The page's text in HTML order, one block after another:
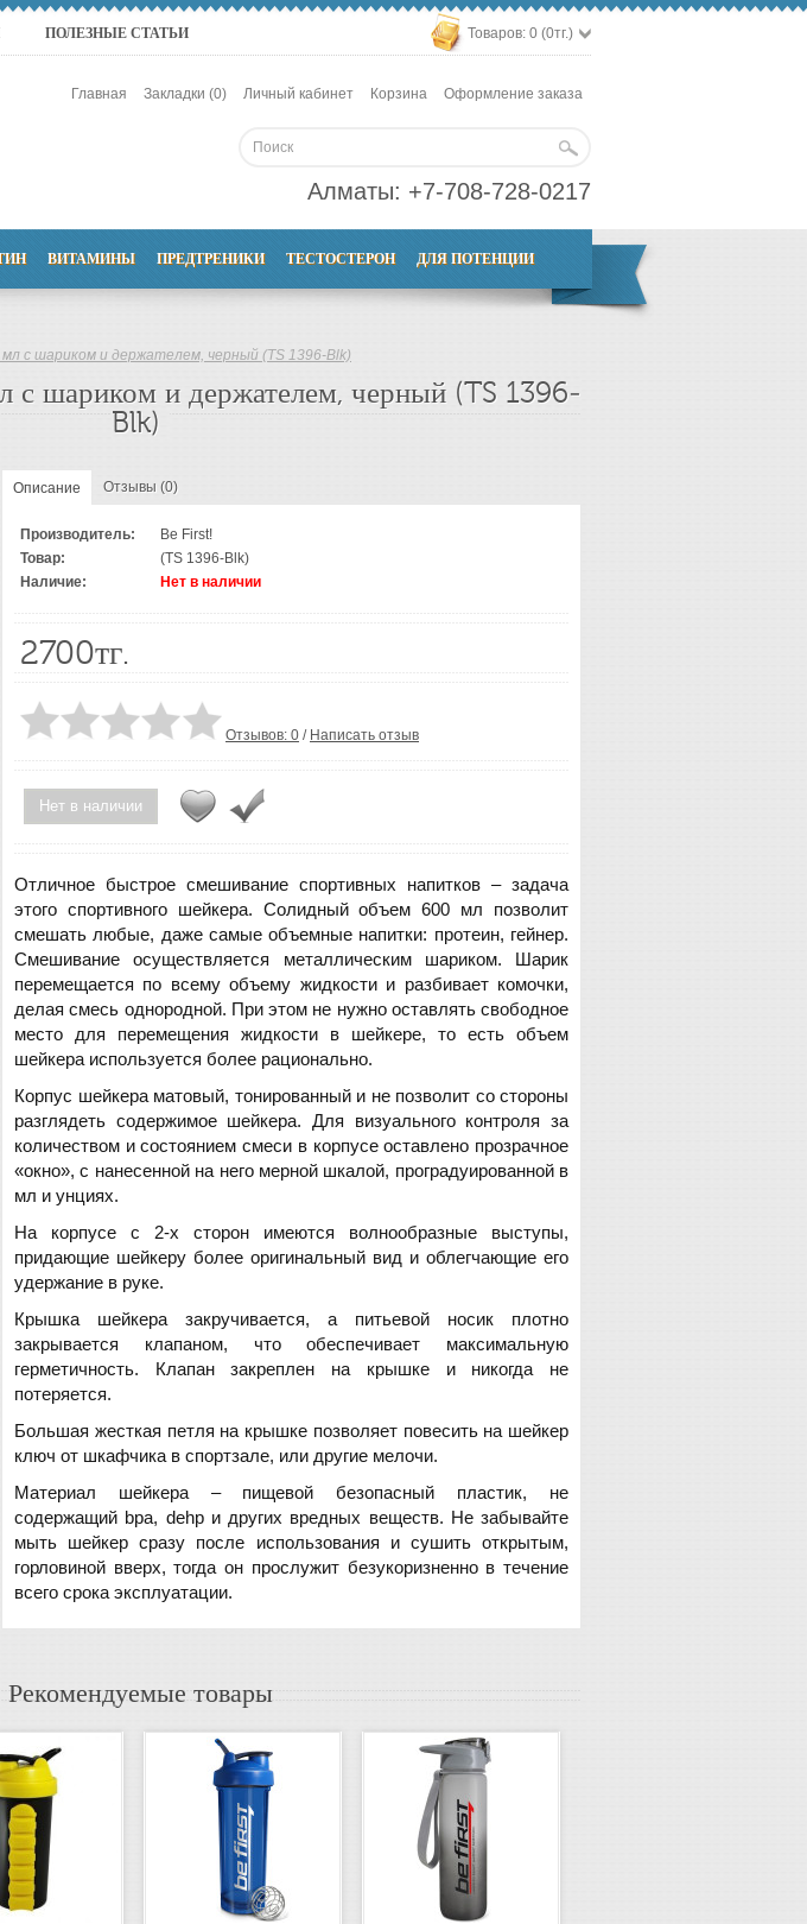
ПОЛЕЗНЫЕ СТАТЬИ Товаров: 0 (0тг.)
Главная Закладки (0) Личный кабинет Корзина Оформление заказа
Алматы: +7-708-728-0217
ВИТАМИНЫ ПРЕДТРЕНИКИ ТЕСТОСТЕРОН ДЛЯ ПОТЕНЦИИ
с шариком и держателем, черный (TS 1396-Blk)
шариком и держателем, черный (TS 1396-
Blk)
Описание Отзывы (0)
Производитель:
Be First!
Товар:
(TS 1396-Blk)
Наличие:
Нет в наличии
2700тг.
Отзывов: 0 / Написать отзыв
Нет в наличии
Отличное быстрое смешивание спортивных напитков – задача
этого спортивного шейкера. Солидный объем 600 мл позволит
смешать любые, даже самые объемные напитки: протеин, гейнер.
Смешивание осуществляется металлическим шариком. Шарик
перемещается по всему объему жидкости и разбивает комочки,
делая смесь однородной. При этом не нужно оставлять свободное
место для перемещения жидкости в шейкере, то есть объем
шейкера используется более рационально.
Корпус шейкера матовый, тонированный и не позволит со стороны
разглядеть содержимое шейкера. Для визуального контроля за
количеством и состоянием смеси в корпусе оставлено прозрачное
«окно», с нанесенной на него мерной шкалой, проградуированной в
мл и унциях.
На корпусе с 2-х сторон имеются волнообразные выступы,
придающие шейкеру более оригинальный вид и облегчающие его
удержание в руке.
Крышка шейкера закручивается, а питьевой носик плотно
закрывается клапаном, что обеспечивает максимальную
герметичность. Клапан закреплен на крышке и никогда не
потеряется.
Большая жесткая петля на крышке позволяет повесить на шейкер
ключ от шкафчика в спортзале, или другие мелочи.
Материал шейкера – пищевой безопасный пластик, не
содержащий bpa, dehp и других вредных веществ. Не забывайте
мыть шейкер сразу после использования и сушить открытым,
горловиной вверх, тогда он прослужит безукоризненно в течение
всего срока эксплуатации.
Рекомендуемые товары